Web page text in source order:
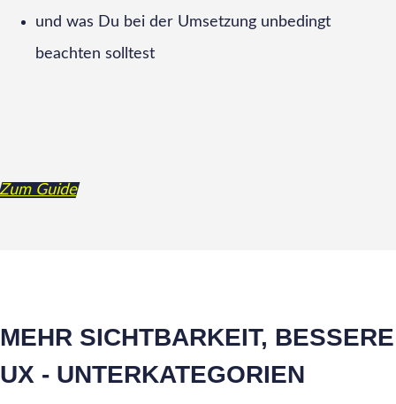
und was Du bei der Umsetzung unbedingt
beachten solltest
Guide
MEHR SICHTBARKEIT, BESSERE
UX - UNTERKATEGORIEN